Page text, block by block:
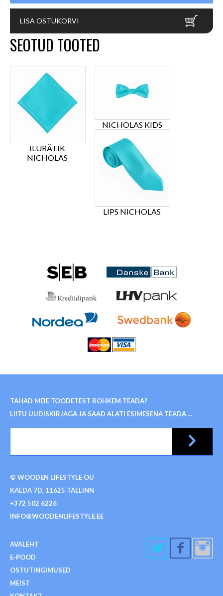
LISA OSTUKORVI
SEOTUD TOOTED
ILURÄTIK
NICHOLAS
NICHOLAS KIDS
LIPS NICHOLAS
TAHAD MEIE TOODETEST ROHKEM TEADA?
LIITU UUDISKIRJAGA JA SAAD ALATI ESIMESENA TEADA ...
© WOODEN LIFESTYLE OÜ
KALDA 7D, 11625 TALLINN
+372 502 6226
INFO@WOODENLIFESTYLE.EE
AVALEHT
E-POOD
OSTUTINGIMUSED
MEIST